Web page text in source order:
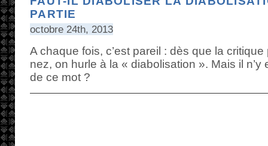
PARTIE
octobre 24th, 2013
A chaque fois, c’est pareil : dès que la
nez, on hurle à la « diabolisation ». Mais il
de ce mot ?